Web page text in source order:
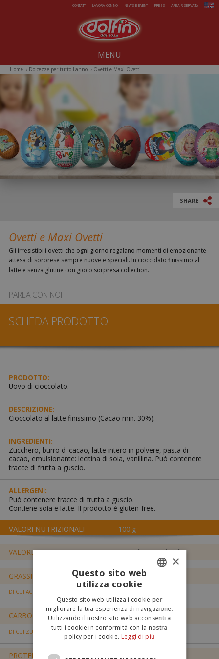
Salta al contenuto principaleCONTATTI LAVORA CON NOI NEWS E EVENTI PRESS AREA RISERVATA
Noi dal 1914
Dolcezze per tutto l'anno
Estate da gelare
Magie di Natale
Pasqua sorprendente
Iniziative Speciali
MENU
Home › Dolcezze per tutto l'anno › Ovetti e Maxi Ovetti
SHARE
Ovetti e Maxi Ovetti
Gli irresistibili ovetti che ogni giorno regalano momenti di emozionante
attesa di sorprese sempre nuove e speciali. In cioccolato finissimo al
latte e senza glutine con gioco sorpresa collection.
PARLA CON NOI
SCHEDA PRODOTTO
PRODOTTO:
Uovo di cioccolato.
DESCRIZIONE:
Cioccolato al latte finissimo (Cacao min. 30%).
INGREDIENTI:
Zucchero, burro di cacao, latte intero in polvere, pasta di
cacao, emulsionante: lecitina di soia, vanillina. Può contenere
tracce di frutta a guscio.
ALLERGENI:
Può contenere tracce di frutta a guscio.
Contiene soia e latte. Il prodotto è gluten-free.
VALORI NUTRIZIONALI 100 g
VALORE ENERGETICO 2.218 kJ - 531 kcal
GRASSI 30,0 g
DI CUI ACIDI GRASSI SATURI
CARBOIDRATI 56,7 g
DI CUI ZUCCHERI 56,1 g
PROTEINE
ENGLISH
×
Questo sito web
utilizza cookie
Questo sito web utilizza i cookie per
migliorare la tua esperienza di navigazione.
Utilizzando il nostro sito web acconsenti a
tutti i cookie in conformità con la nostra
policy per i cookie. Leggi di più